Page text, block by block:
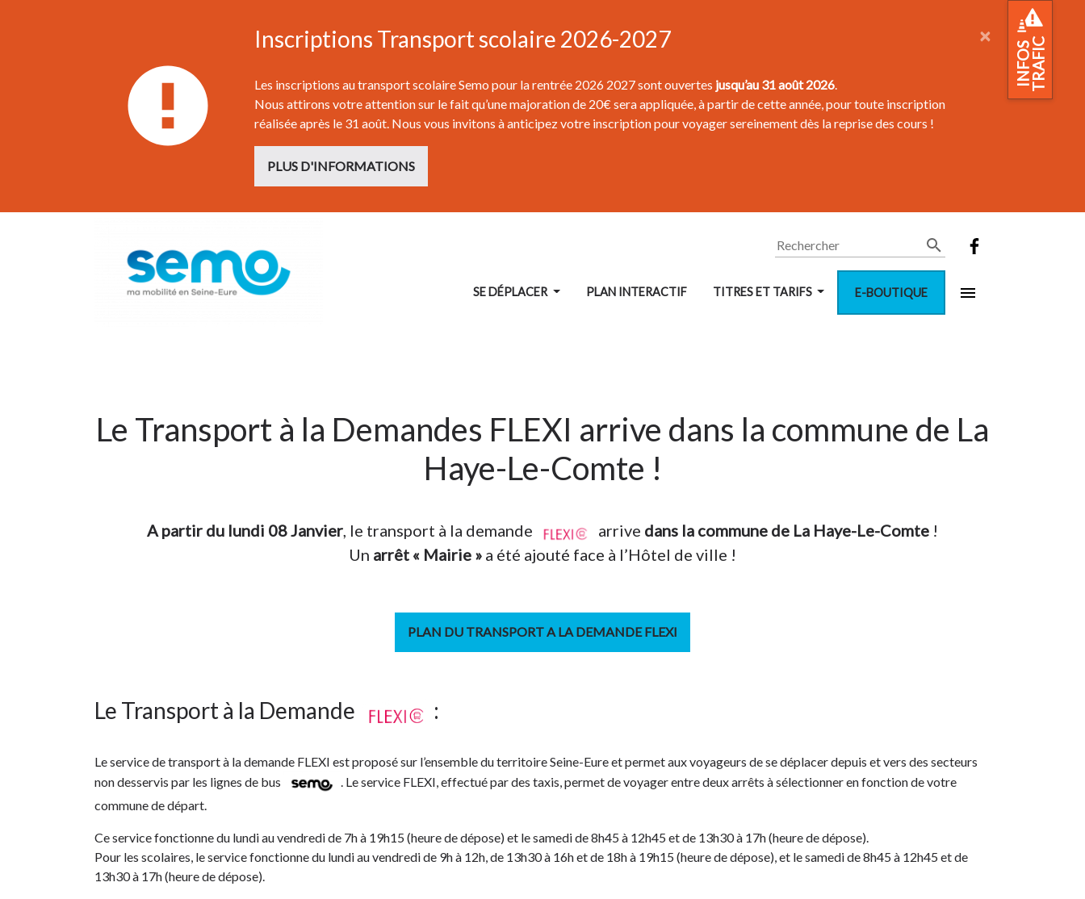
×
Inscriptions Transport scolaire 2026-2027
Les inscriptions au transport scolaire Semo pour la rentrée 2026 2027 sont ouvertes jusqu’au 31 août 2026.
Nous attirons votre attention sur le fait qu’une majoration de 20€ sera appliquée, à partir de cette année, pour toute inscription
réalisée après le 31 août. Nous vous invitons à anticipez votre inscription pour voyager sereinement dès la reprise des cours !
PLUS D'INFORMATIONS
INFOSTRAFIC
Rechercher
SE DÉPLACER PLAN INTERACTIF TITRES ET TARIFS E-BOUTIQUE
Le Transport à la Demandes FLEXI arrive dans la commune de La
Haye-Le-Comte !
A partir du lundi 08 Janvier , le transport à la demande arrive dans la commune de La Haye-Le-Comte !
Un arrêt « Mairie » a été ajouté face à l’Hôtel de ville !
PLAN DU TRANSPORT A LA DEMANDE FLEXI
Le Transport à la Demande :
Le service de transport à la demande FLEXI est proposé sur l’ensemble du territoire Seine-Eure et permet aux voyageurs de se déplacer depuis et vers des secteurs
non desservis par les lignes de bus
. Le service FLEXI, effectué par des taxis, permet de voyager entre deux arrêts à sélectionner en fonction de votre
commune de départ.
Ce service fonctionne du lundi au vendredi de 7h à 19h15 (heure de dépose) et le samedi de 8h45 à 12h45 et de 13h30 à 17h (heure de dépose).
Pour les scolaires, le service fonctionne du lundi au vendredi de 9h à 12h, de 13h30 à 16h et de 18h à 19h15 (heure de dépose), et le samedi de 8h45 à 12h45 et de
13h30 à 17h (heure de dépose).